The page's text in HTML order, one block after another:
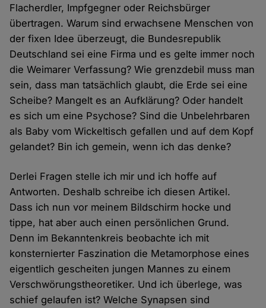
Flacherdler, Impfgegner oder Reichsbürger
übertragen. Warum sind erwachsene Menschen von
der fixen Idee überzeugt, die Bundesrepublik
Deutschland sei eine Firma und es gelte immer noch
die Weimarer Verfassung? Wie grenzdebil muss man
sein, dass man tatsächlich glaubt, die Erde sei eine
Scheibe? Mangelt es an Aufklärung? Oder handelt
es sich um eine Psychose? Sind die Unbelehrbaren
als Baby vom Wickeltisch gefallen und auf dem Kopf
gelandet? Bin ich gemein, wenn ich das denke?
Derlei Fragen stelle ich mir und ich hoffe auf
Antworten. Deshalb schreibe ich diesen Artikel.
Dass ich nun vor meinem Bildschirm hocke und
tippe, hat aber auch einen persönlichen Grund.
Denn im Bekanntenkreis beobachte ich mit
konsternierter Faszination die Metamorphose eines
eigentlich gescheiten jungen Mannes zu einem
Verschwörungstheoretiker. Und ich überlege, was
schief gelaufen ist? Welche Synapsen sind